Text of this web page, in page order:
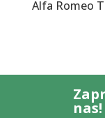
Alfa Romeo
nas!